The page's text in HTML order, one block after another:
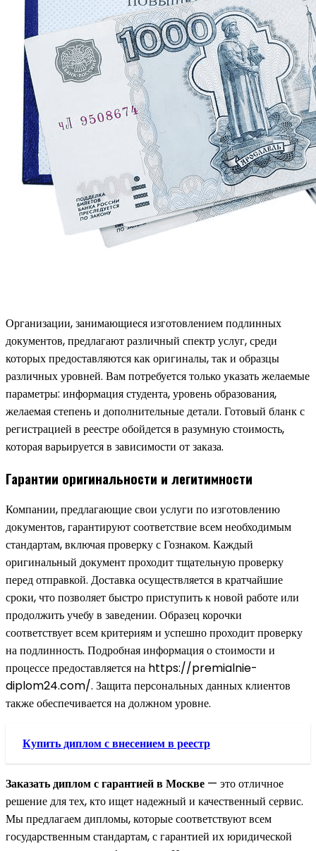
Организации, занимающиеся изготовлением подлинных
документов, предлагают различный спектр услуг, среди
которых предоставляются как оригиналы, так и образцы
различных уровней. Вам потребуется только указать желаемые
параметры: информация студента, уровень образования,
желаемая степень и дополнительные детали. Готовый бланк с
регистрацией в реестре обойдется в разумную стоимость,
которая варьируется в зависимости от заказа.
Гарантии оригинальности и легитимности
Компании, предлагающие свои услуги по изготовлению
документов, гарантируют соответствие всем необходимым
стандартам, включая проверку с Гознаком. Каждый
оригинальный документ проходит тщательную проверку
перед отправкой. Доставка осуществляется в кратчайшие
сроки, что позволяет быстро приступить к новой работе или
продолжить учебу в заведении. Образец корочки
соответствует всем критериям и успешно проходит проверку
на подлинность. Подробная информация о стоимости и
процессе предоставляется на https://premialnie-
diplom24.com/. Защита персональных данных клиентов
также обеспечивается на должном уровне.
Купить диплом с внесением в реестр
Заказать диплом с гарантией в Москве — это отличное
решение для тех, кто ищет надежный и качественный сервис.
Мы предлагаем дипломы, которые соответствуют всем
государственным стандартам, с гарантией их юридической